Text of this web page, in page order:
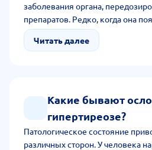
заболевания органа,
препаратов. Редко, когда она
гипофиза, продуцирующего
продуцирующего гормон
Читать далее
Какие бывают
гипертиреозе?
Патологическое состояние
различных сторон. У человека